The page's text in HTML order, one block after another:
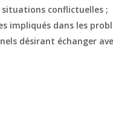
conflictuelles ;
impliqués dans les
désirant échanger